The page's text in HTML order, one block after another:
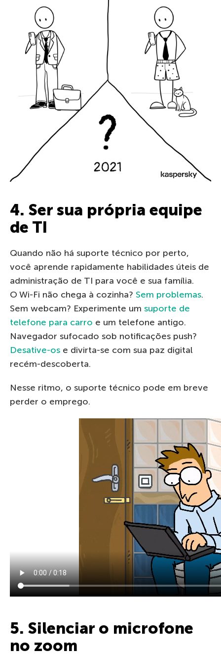
4. Ser sua própria equipe
de TI
Quando não há suporte técnico por perto,
você aprende rapidamente habilidades úteis de
administração de TI para você e sua família.
O Wi-Fi não chega à cozinha? Sem problemas.
Sem webcam? Experimente um suporte de
telefone para carro e um telefone antigo.
Navegador sufocado sob notificações push?
Desative-os e divirta-se com sua paz digital
recém-descoberta.
Nesse ritmo, o suporte técnico pode em breve
perder o emprego.
5. Silenciar o microfone
no zoom